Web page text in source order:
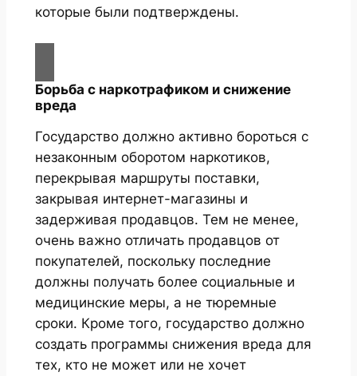
которые были подтверждены.
Борьба с наркотрафиком и снижение
вреда
Государство должно активно бороться с
незаконным оборотом наркотиков,
перекрывая маршруты поставки,
закрывая интернет-магазины и
задерживая продавцов. Тем не менее,
очень важно отличать продавцов от
покупателей, поскольку последние
должны получать более социальные и
медицинские меры, а не тюремные
сроки. Кроме того, государство должно
создать программы снижения вреда для
тех, кто не может или не хочет